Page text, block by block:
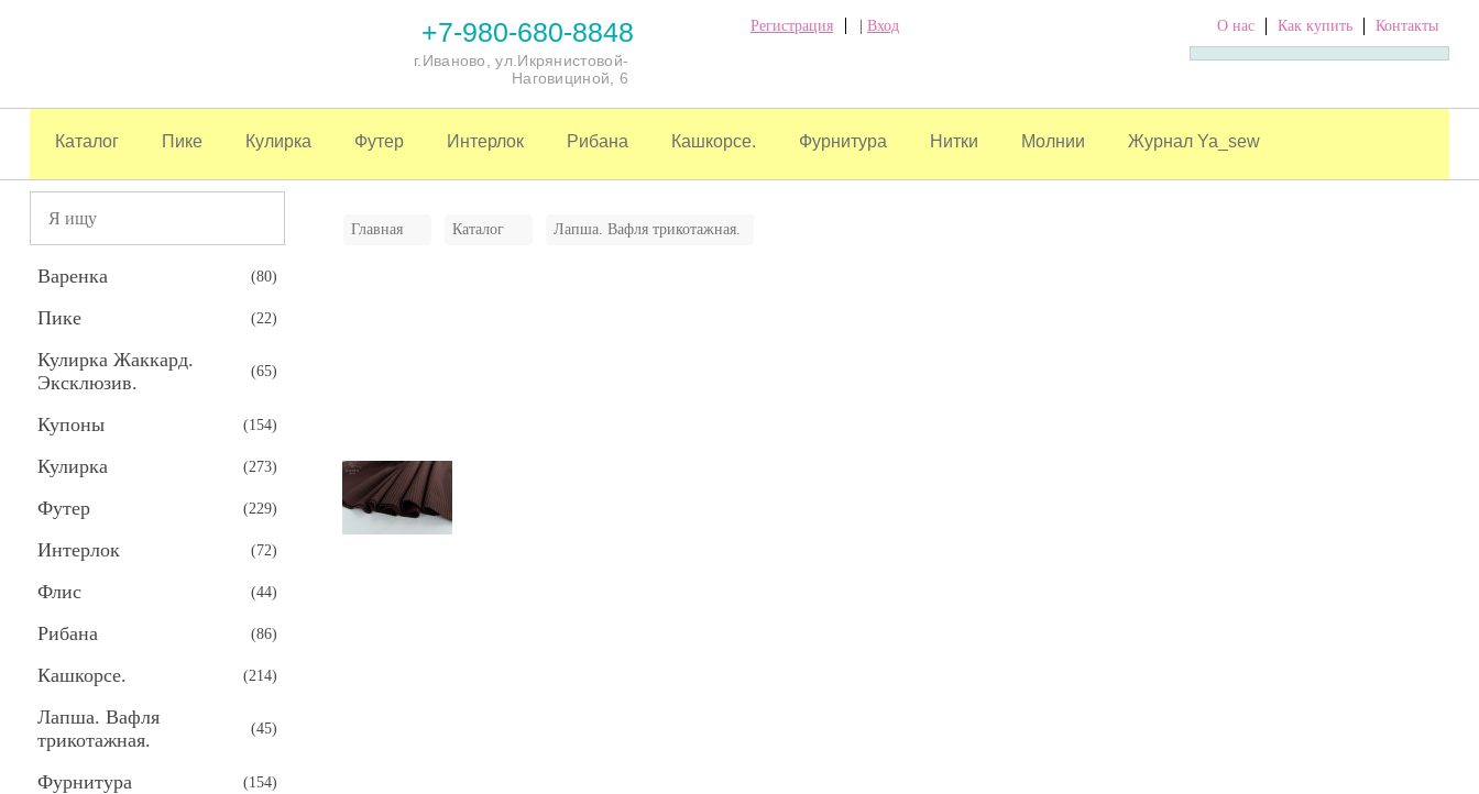
+7-980-680-8848
г.Иваново, ул.Икрянистовой-
Наговициной, 6
Регистрация Вход О нас Как купить Контакты
Каталог Пике Кулирка Футер Интерлок Рибана Кашкорсе. Фурнитура Нитки Молнии Журнал Ya_sew
Варенка (80)
Пике (22)
Кулирка Жаккард.
Эксклюзив.
(65)
Купоны (154)
Кулирка (273)
Футер (229)
Интерлок (72)
Флис (44)
Рибана (86)
Кашкорсе. (214)
Лапша. Вафля
трикотажная.
(45)
Фурнитура (154)
Главная Каталог Лапша. Вафля трикотажная.